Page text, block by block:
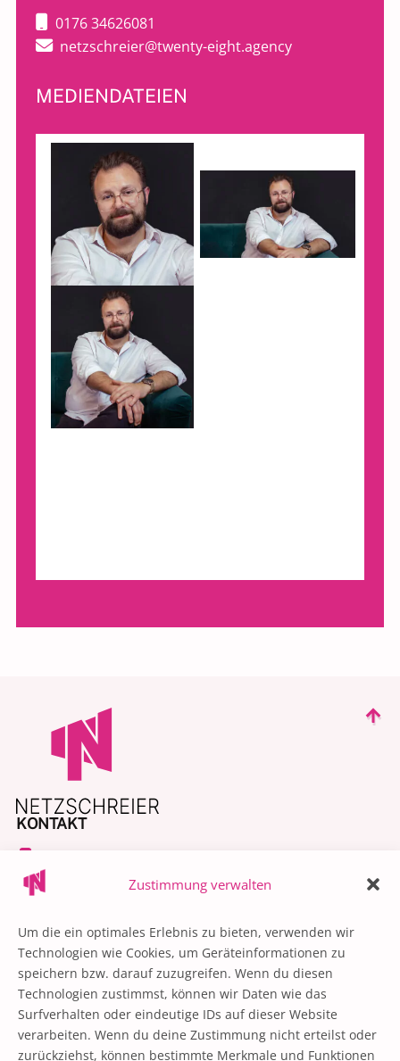
Zustimmung verwalten
Um die ein optimales Erlebnis zu bieten, verwenden wir
Technologien wie Cookies, um Geräteinformationen zu
speichern bzw. darauf zuzugreifen. Wenn du diesen
Technologien zustimmst, können wir Daten wie das
Surfverhalten oder eindeutige IDs auf dieser Website
verarbeiten. Wenn du deine Zustimmung nicht erteilst oder
zurückziehst, können bestimmte Merkmale und Funktionen
0176 34626081
netzschreier@twenty-eight.agency
MEDIENDATEIEN
KONTAKT
contact@netzschreier.com
QUICK LINKS
Influencer Marketing
Influencer Management
Influencer Portfolio